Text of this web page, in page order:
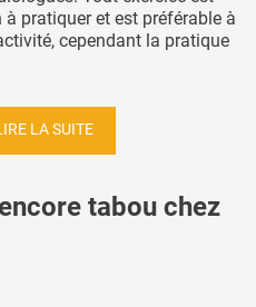
à pratiquer et est préférable à
cependant la pratique
LA SUITE
tabou chez